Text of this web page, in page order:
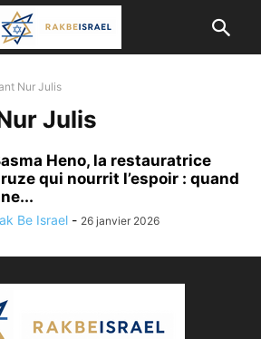
Nur Julis
Julis
Heno, la restauratrice
qui nourrit l’espoir : quand
Be Israel - 26 janvier 2026